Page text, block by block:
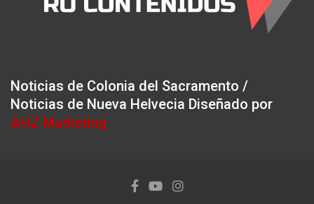
Noticias de Colonia del Sacramento /
Noticias de Nueva Helvecia Diseñado por
AHZ Marketing